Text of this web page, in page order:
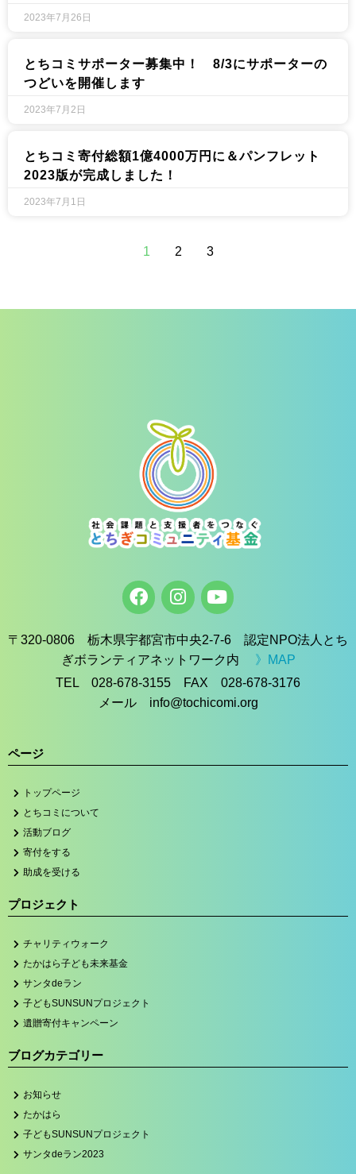
2023年7月26日
とちコミサポーター募集中！ 8/3にサポーターの
つどいを開催します
2023年7月2日
とちコミ寄付総額1億4000万円に＆パンフレット
2023版が完成しました！
2023年7月1日
1 2 3
〒320-0806 栃木県宇都宮市中央2-7-6 認定NPO法人とち
ぎボランティアネットワーク内 》MAP
TEL 028-678-3155 FAX 028-678-3176
メール info@tochicomi.org
ページ
トップページ
とちコミについて
活動ブログ
寄付をする
助成を受ける
プロジェクト
チャリティウォーク
たかはら子ども未来基金
サンタdeラン
子どもSUNSUNプロジェクト
遺贈寄付キャンペーン
ブログカテゴリー
お知らせ
たかはら
子どもSUNSUNプロジェクト
サンタdeラン2023